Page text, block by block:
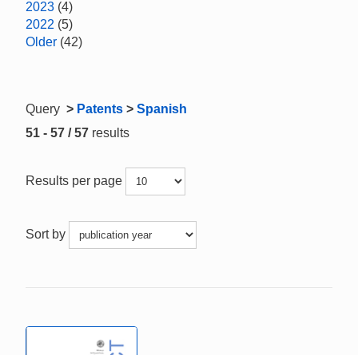
2023 (4)
2022 (5)
Older (42)
Query > Patents > Spanish
51 - 57 / 57 results
Results per page
Sort by